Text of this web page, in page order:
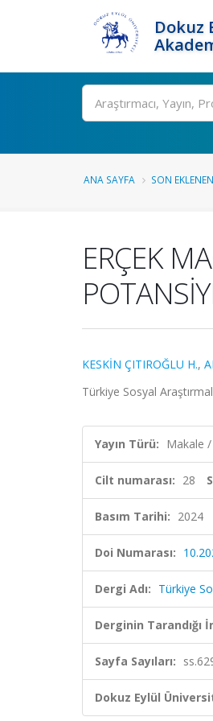
Dokuz
Ara
ANA SAYFA SON
ERÇEK
KESKİN ÇITIROĞLU H.,
Türkiye Sosyal
Yayın Türü: Makale
Cilt numarası: 28
Basım Tarihi: 2024
Doi Numarası:
Dergi Adı: Türkiye
Derginin Tarandığı
Sayfa Sayıları:
Dokuz Eylül